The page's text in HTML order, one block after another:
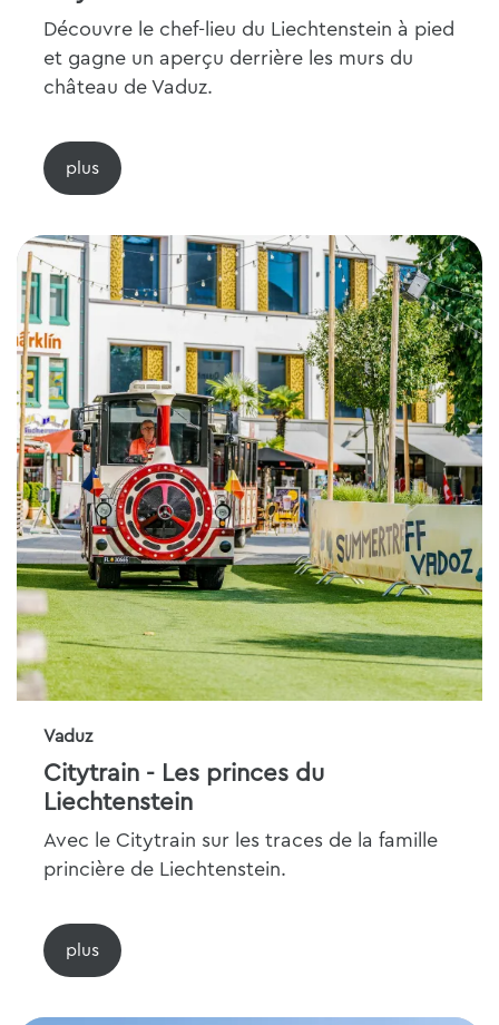
Découvre le chef-lieu du Liechtenstein à pied
et gagne un aperçu derrière les murs du
château de Vaduz.
Vaduz
Citytrain - Les princes du
Liechtenstein
Avec le Citytrain sur les traces de la famille
princière de Liechtenstein.